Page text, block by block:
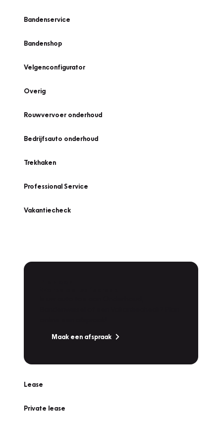
Bandenservice
Bandenshop
Velgenconfigurator
Overig
Rouwvervoer onderhoud
Bedrijfsauto onderhoud
Trekhaken
Professional Service
Vakantiecheck
Maak een afspraak
Lease
Private lease